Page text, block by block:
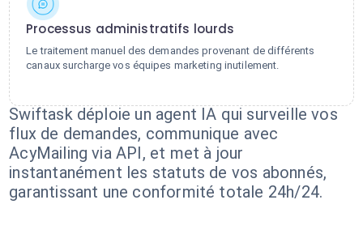
Processus administratifs lourds
Le traitement manuel des demandes provenant de différents
canaux surcharge vos équipes marketing inutilement.
Swiftask déploie un agent IA qui surveille vos
flux de demandes, communique avec
AcyMailing via API, et met à jour
instantanément les statuts de vos abonnés,
garantissant une conformité totale 24h/24.